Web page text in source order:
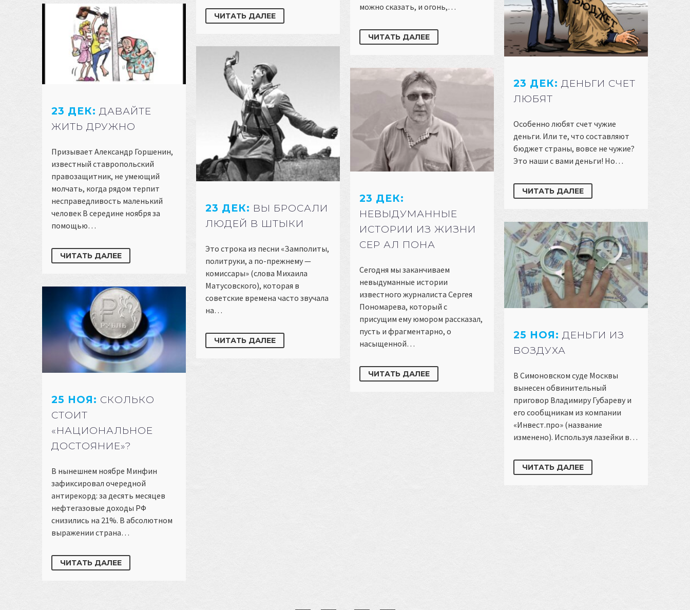
ЧИТАТЬ ДАЛЕЕ
можно сказать, и огонь,…
ЧИТАТЬ ДАЛЕЕ
23 ДЕК: ДЕНЬГИ СЧЕТ
ЛЮБЯТ
Особенно любят счет чужие
деньги. Или те, что составляют
бюджет страны, вовсе не чужие?
Это наши с вами деньги! Но…
ЧИТАТЬ ДАЛЕЕ
23 ДЕК: ДАВАЙТЕ
ЖИТЬ ДРУЖНО
Призывает Александр Горшенин,
известный ставропольский
правозащитник, не умеющий
молчать, когда рядом терпит
несправедливость маленький
человек В середине ноября за
помощью…
ЧИТАТЬ ДАЛЕЕ
23 ДЕК: ВЫ БРОСАЛИ
ЛЮДЕЙ В ШТЫКИ
Это строка из песни «Замполиты,
политруки, а по-прежнему —
комиссары» (слова Михаила
Матусовского), которая в
советские времена часто звучала
на…
ЧИТАТЬ ДАЛЕЕ
23 ДЕК:
НЕВЫДУМАННЫЕ
ИСТОРИИ ИЗ ЖИЗНИ
СЕР АЛ ПОНА
Сегодня мы заканчиваем
невыдуманные истории
известного журналиста Сергея
Пономарева, который с
присущим ему юмором рассказал,
пусть и фрагментарно, о
насыщенной…
ЧИТАТЬ ДАЛЕЕ
25 НОЯ: ДЕНЬГИ ИЗ
ВОЗДУХА
В Симоновском суде Москвы
вынесен обвинительный
приговор Владимиру Губареву и
его сообщникам из компании
«Инвест.про» (название
изменено). Используя лазейки в…
ЧИТАТЬ ДАЛЕЕ
25 НОЯ: СКОЛЬКО
СТОИТ
«НАЦИОНАЛЬНОЕ
ДОСТОЯНИЕ»?
В нынешнем ноябре Минфин
зафиксировал очередной
антирекорд: за десять месяцев
нефтегазовые доходы РФ
снизились на 21%. В абсолютном
выражении страна…
ЧИТАТЬ ДАЛЕЕ